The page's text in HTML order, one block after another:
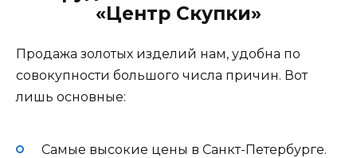
«Центр Скупки»
Продажа золотых изделий нам, удобна по
совокупности большого числа причин. Вот
лишь основные:
Самые высокие цены в Санкт-Петербурге.